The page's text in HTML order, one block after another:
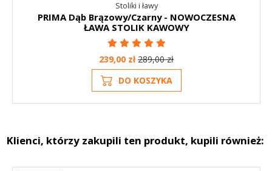
Stoliki i ławy
PRIMA Dąb Brązowy/Czarny - NOWOCZESNA
ŁAWA STOLIK KAWOWY
239,00 zł289,00 zł
DO KOSZYKA
Klienci, którzy zakupili ten produkt, kupili również: